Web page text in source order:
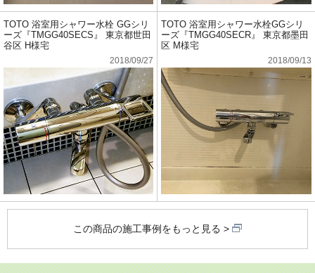
TOTO 浴室用シャワー水栓 GGシリ
ーズ『TMGG40SECS』 東京都世田
谷区 H様宅
2018/09/27
TOTO 浴室用シャワー水栓GGシリ
ーズ『TMGG40SECR』 東京都墨田
区 M様宅
2018/09/13
この商品の施工事例をもっと見る